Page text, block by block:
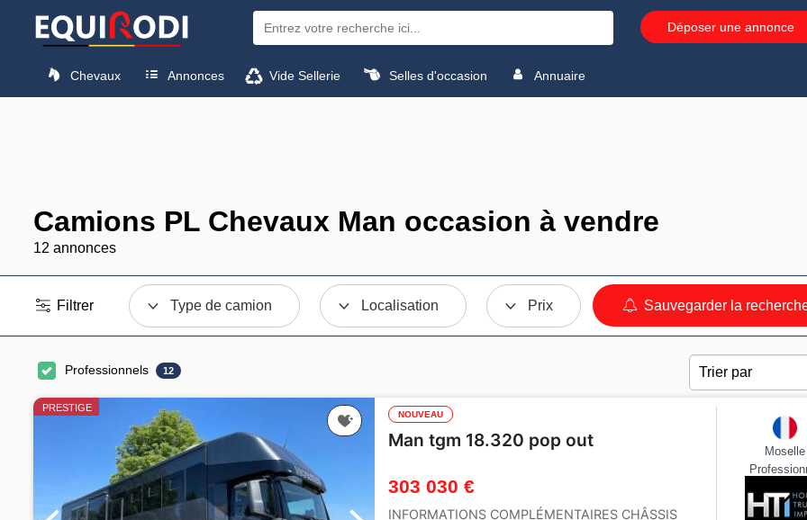
Déposer une annonce
Chevaux Annonces Vide Sellerie Selles d'occasion Annuaire
Camions PL Chevaux Man occasion à vendre
12 annonces
Filtrer Type de camion Localisation Prix Sauvegarder la
Professionnels 12
PRESTIGE
NOUVEAU
Man tgm 18.320 pop out
303 030 €
INFORMATIONS COMPLÉMENTAIRES CHÂSSIS
Moselle